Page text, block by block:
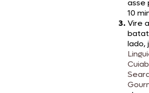
asse
10
Vire
lado,